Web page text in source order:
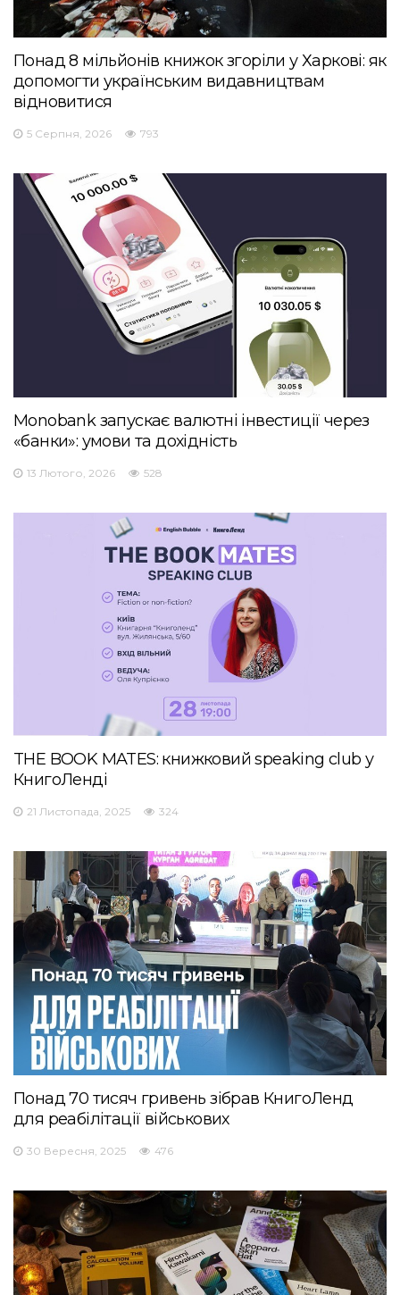
Понад 8 мільйонів книжок згоріли у Харкові: як
допомогти українським видавництвам
відновитися
5 Серпня, 2026 793
Monobank запускає валютні інвестиції через
«банки»: умови та дохідність
13 Лютого, 2026 528
THE BOOK MATES: книжковий speaking club у
КнигоЛенді
21 Листопада, 2025 324
Понад 70 тисяч гривень зібрав КнигоЛенд
для реабілітації військових
30 Вересня, 2025 476